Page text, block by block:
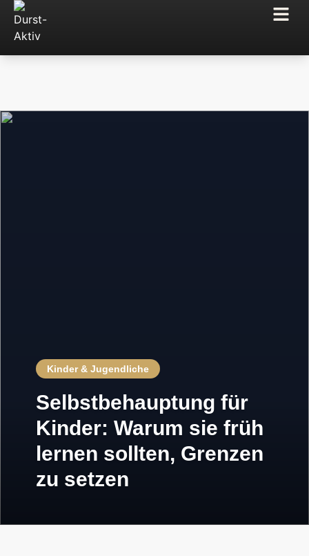
Kinder & Jugendliche
Selbstbehauptung für
Kinder: Warum sie früh
lernen sollten, Grenzen
zu setzen